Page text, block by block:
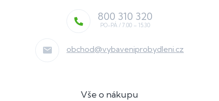
obchod@vybaveniprobydleni.cz
800 310 320
Vše o nákupu